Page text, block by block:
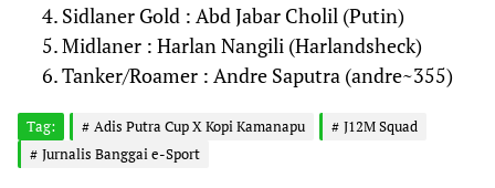
Sidlaner Gold : Abd Jabar Cholil (Putin)
Midlaner : Harlan Nangili (Harlandsheck)
Tanker/Roamer : Andre Saputra (andre~355)
Tag: Adis Putra Cup X Kopi Kamanapu
J12M Squad
Jurnalis Banggai e-Sport